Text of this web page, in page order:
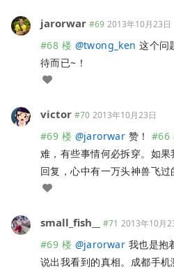
jarorwar #69 2013年10月23日
#68 楼 @twong_ken 这个问
待而已~！
victor #70 2013年10月23日
#69 楼 @jarorwar 赞！#66
难，有些事情何必拆穿。如
回复，心中有一万头神兽飞
small_fish__ #71 2013年10月
#69 楼 @jarorwar 我也是抱
说出我看到的真相。成都手